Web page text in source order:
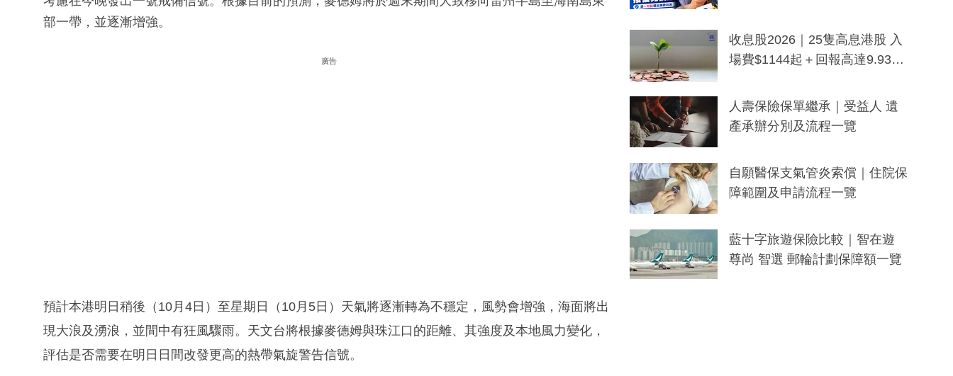
部一帶，並逐漸增強。
廣告
預計本港明日稍後（10月4日）至星期日（10月5日）天氣將逐漸轉為不穩定，風勢會增強，海面將出
現大浪及湧浪，並間中有狂風驟雨。天文台將根據麥德姆與珠江口的距離、其強度及本地風力變化，
評估是否需要在明日日間改發更高的熱帶氣旋警告信號。
一度被誤當詐騙手段
收息股2026｜25隻高息港股 入
場費$1144起＋回報高達9.93
人壽保險保單繼承｜受益人 遺
產承辦分別及流程一覽
自願醫保支氣管炎索償｜住院保
障範圍及申請流程一覽
藍十字旅遊保險比較｜智在遊
尊尚 智選 郵輪計劃保障額一覽